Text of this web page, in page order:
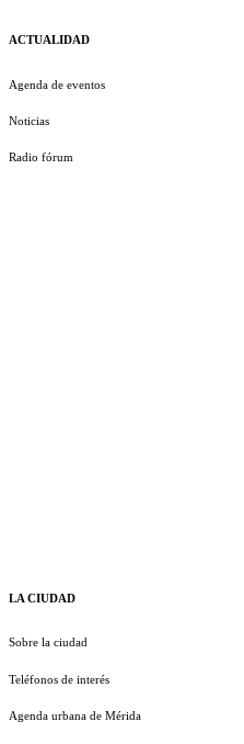
ACTUALIDAD
Agenda de eventos
Noticias
Radio fórum
LA CIUDAD
Sobre la ciudad
Teléfonos de interés
Agenda urbana de Mérida